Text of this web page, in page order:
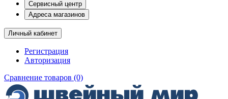
Сервисный центр
Адреса магазинов
Личный кабинет
Регистрация
Авторизация
Сравнение товаров (0)